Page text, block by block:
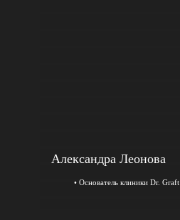
Александра Леонова
• Основатель клиники Dr. Graft